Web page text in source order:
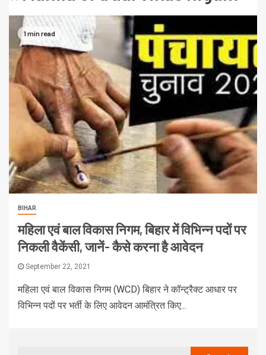
1 min read
BIHAR
महिला एवं बाल विकास निगम, बिहार में विभिन्न पदों पर
निकली वैकेंसी, जानें- कैसे करना है आवेदन
September 22, 2021
महिला एवं बाल विकास निगम (WCD) बिहार ने कॉन्ट्रैक्ट आधार पर
विभिन्न पदों पर भर्ती के लिए आवेदन आमंत्रित किए...